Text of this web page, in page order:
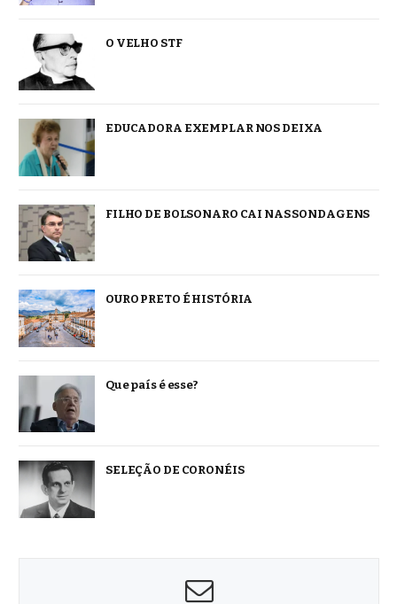
O VELHO STF
EDUCADORA EXEMPLAR NOS DEIXA
FILHO DE BOLSONARO CAI NAS SONDAGENS
OURO PRETO É HISTÓRIA
Que país é esse?
SELEÇÃO DE CORONÉIS